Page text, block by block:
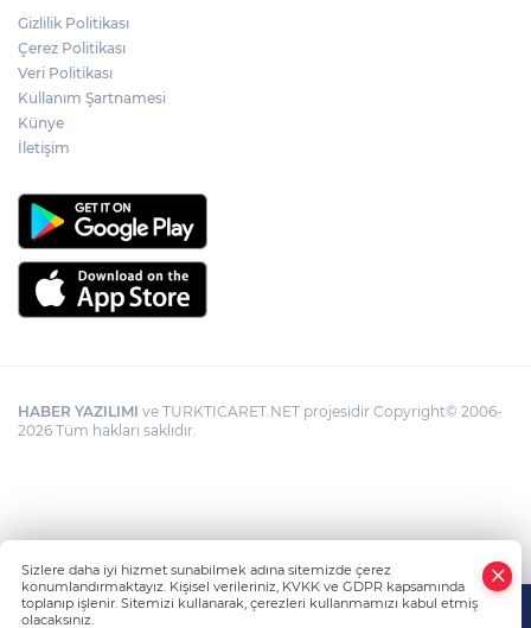
Gizlilik Politikası
Çerez Politikası
Veri Politikası
Kullanım Şartnamesi
Künye
İletişim
HABER YAZILIMI ve TURKTICARET.NET projesidir Copyright© 2006-
2026 Tüm hakları saklıdır.
Sizlere daha iyi hizmet sunabilmek adına sitemizde çerez
konumlandırmaktayız. Kişisel verileriniz, KVKK ve GDPR kapsamında
toplanıp işlenir. Sitemizi kullanarak, çerezleri kullanmamızı kabul etmiş
olacaksınız.